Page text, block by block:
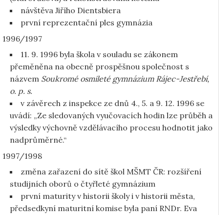
návštěva Jiřího Dientsbiera
první reprezentační ples gymnázia
1996/1997
11. 9. 1996 byla škola v souladu se zákonem
přeměněna na obecně prospěšnou společnost s
názvem Soukromé osmileté gymnázium Rájec-Jestřebí,
o. p. s.
v závěrech z inspekce ze dnů 4., 5. a 9. 12. 1996 se
uvádí: „Ze sledovaných vyučovacích hodin lze průběh a
výsledky výchovně vzdělávacího procesu hodnotit jako
nadprůměrné.“
1997/1998
změna zařazení do sítě škol MŠMT ČR: rozšíření
studijních oborů o čtyřleté gymnázium
první maturity v historii školy i v historii města,
předsedkyní maturitní komise byla paní RNDr. Eva